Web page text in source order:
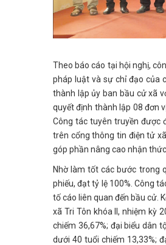
Theo báo cáo tại hội nghị,
pháp luật và sự chỉ đạo của
thành lập ủy ban bầu cử xã
quyết định thành lập 08 đơn
Công tác tuyên truyền được
trên cổng thông tin điện tử
góp phần nâng cao nhận
Nhờ làm tốt các bước trong
phiếu, đạt tỷ lệ 100%. Công
tố cáo liên quan đến bầu cử.
xã Tri Tôn khóa II, nhiệm kỳ
chiếm 36,67%; đại biểu dân
dưới 40 tuổi chiếm 13,33%;